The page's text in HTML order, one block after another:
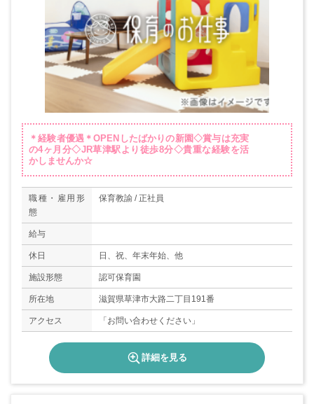
＊経験者優遇＊OPENしたばかりの新園◇賞与は充実
の4ヶ月分◇JR草津駅より徒歩8分◇貴重な経験を活
かしませんか☆
職種・雇用形
態
保育教諭 / 正社員
給与
休日 日、祝、年末年始、他
施設形態 認可保育園
所在地 滋賀県草津市大路二丁目191番
アクセス 「お問い合わせください」
詳細を見る